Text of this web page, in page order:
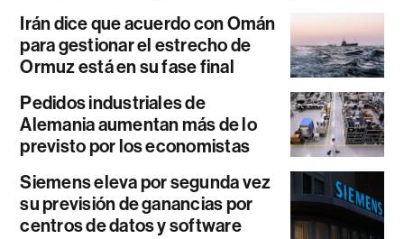
Irán dice que acuerdo con Omán
para gestionar el estrecho de
Ormuz está en su fase final
Pedidos industriales de
Alemania aumentan más de lo
previsto por los economistas
Siemens eleva por segunda vez
su previsión de ganancias por
centros de datos y software